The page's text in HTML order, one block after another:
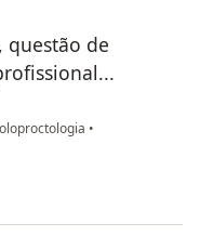
questão de
•
Lima